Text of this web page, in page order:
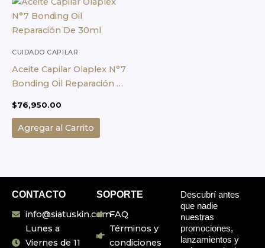
CUIDADO CAPILAR
Aceite Capilar Olaplex N°7
Bonding Oil Reparación De
$76,950.00
Agregar al Carrito
CONTACTO
info@siatuskin.com
Lunes a
Viernes de 11
SOPORTE
FAQ
Términos y
condiciones
Descubrí antes
que nadie
nuestras
promociones,
lanzamientos y